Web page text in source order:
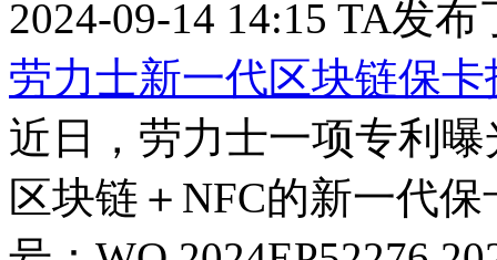
2024-09-14 14:15 TA发布
劳力士新一代区块链保
近日，劳力士一项专利
区块链＋NFC的新一代